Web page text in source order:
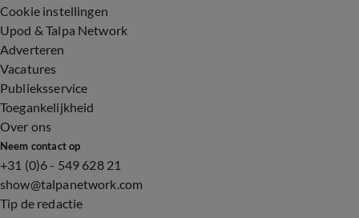
Cookie instellingen
Upod & Talpa Network
Adverteren
Vacatures
Publieksservice
Toegankelijkheid
Over ons
Neem contact op
+31 (0)6 - 549 628 21
show@talpanetwork.com
Tip de redactie